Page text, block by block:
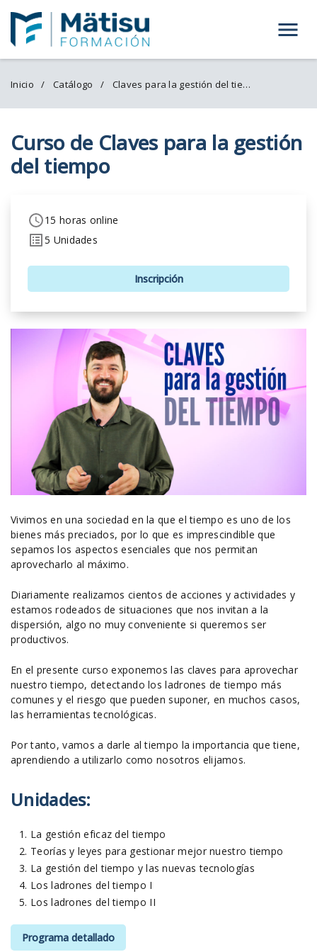
Menú
Inicio Catálogo Claves para la gestión del tiempo
Curso de Claves para la gestión
del tiempo
15 horas online
5 Unidades
Inscripción
Vivimos en una sociedad en la que el tiempo es uno de los
bienes más preciados, por lo que es imprescindible que
sepamos los aspectos esenciales que nos permitan
aprovecharlo al máximo.
Diariamente realizamos cientos de acciones y actividades y
estamos rodeados de situaciones que nos invitan a la
dispersión, algo no muy conveniente si queremos ser
productivos.
En el presente curso exponemos las claves para aprovechar
nuestro tiempo, detectando los ladrones de tiempo más
comunes y el riesgo que pueden suponer, en muchos casos,
las herramientas tecnológicas.
Por tanto, vamos a darle al tiempo la importancia que tiene,
aprendiendo a utilizarlo como nosotros elijamos.
Unidades:
La gestión eficaz del tiempo
Teorías y leyes para gestionar mejor nuestro tiempo
La gestión del tiempo y las nuevas tecnologías
Los ladrones del tiempo I
Los ladrones del tiempo II
Programa detallado